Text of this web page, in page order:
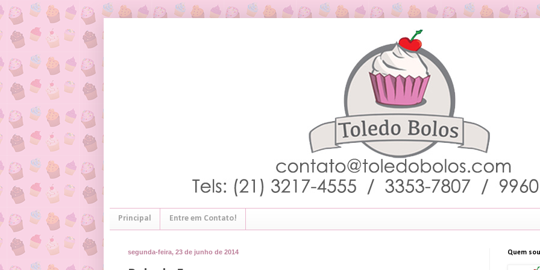
Principal Entre em Contato!
segunda-feira, 23 de junho de 2014 Quem